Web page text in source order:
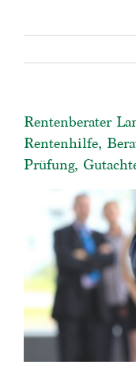
Rentenberater
Rentenhilfe,
Prüfung,